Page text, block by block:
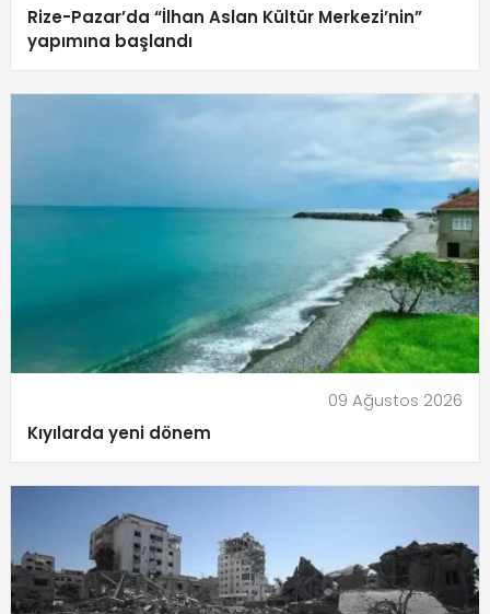
Rize-Pazar’da “İlhan Aslan Kültür Merkezi’nin”
yapımına başlandı
09 Ağustos 2026
Kıyılarda yeni dönem